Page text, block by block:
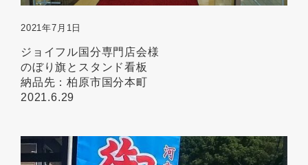
2021年7月1日
ジョイフル国分専門店会様
のぼり旗とスタンド看板
納品先：柏原市国分本町
2021.6.29